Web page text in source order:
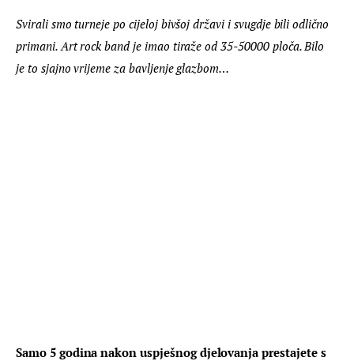
Svirali smo turneje po cijeloj bivšoj državi i svugdje bili odlično
primani. Art rock band je imao tiraže od 35-50000 ploča. Bilo
je to sjajno vrijeme za bavljenje glazbom…
Samo 5 godina nakon uspješnog djelovanja prestajete s